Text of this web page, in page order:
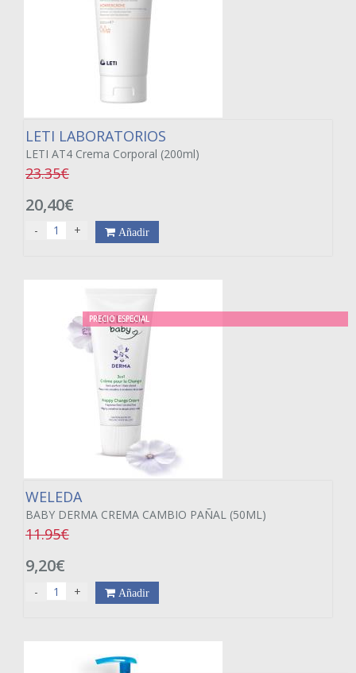
LETI LABORATORIOS
LETI AT4 Crema Corporal (200ml)
23.35€
20,40€
- + Añadir
PRECIO ESPECIAL
WELEDA
BABY DERMA CREMA CAMBIO PAÑAL (50ML)
11.95€
9,20€
- + Añadir